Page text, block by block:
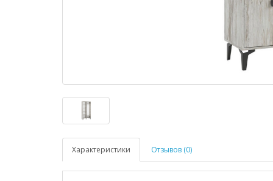
Характеристики Отзывов (0)